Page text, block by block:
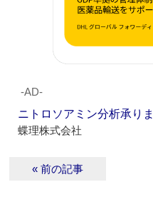
‐AD‐
ニトロソアミン分析承り
蝶理株式会社
« 前の記事